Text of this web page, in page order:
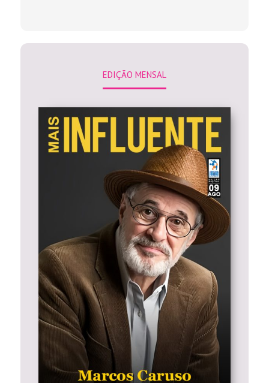
EDIÇÃO MENSAL